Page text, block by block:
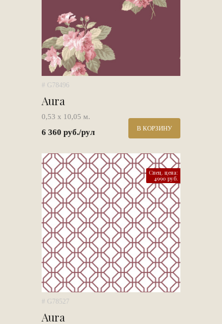
# G78496
Aura
0,53 х 10,05 м.
6 360 руб./рул В КОРЗИНУ
Спец. цена:
4990 руб.
# G78527
Aura